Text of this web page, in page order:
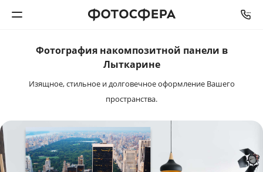
Фотокниги
Календари
Интерьерная печать
Фотография накомпозитной панели в
Лыткарине
Изящное, стильное и долговечное оформление Вашего
пространства.